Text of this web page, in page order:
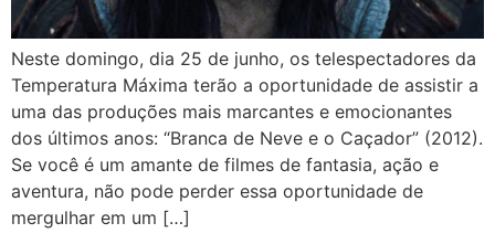
Neste domingo, dia 25 de junho, os telespectadores da
Temperatura Máxima terão a oportunidade de assistir a
uma das produções mais marcantes e emocionantes
dos últimos anos: “Branca de Neve e o Caçador” (2012).
Se você é um amante de filmes de fantasia, ação e
aventura, não pode perder essa oportunidade de
mergulhar em um […]